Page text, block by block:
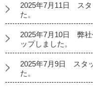
2025年7月11日 スタ
た。
2025年7月10日 弊社
ップしました。
2025年7月9日 スタ
た。